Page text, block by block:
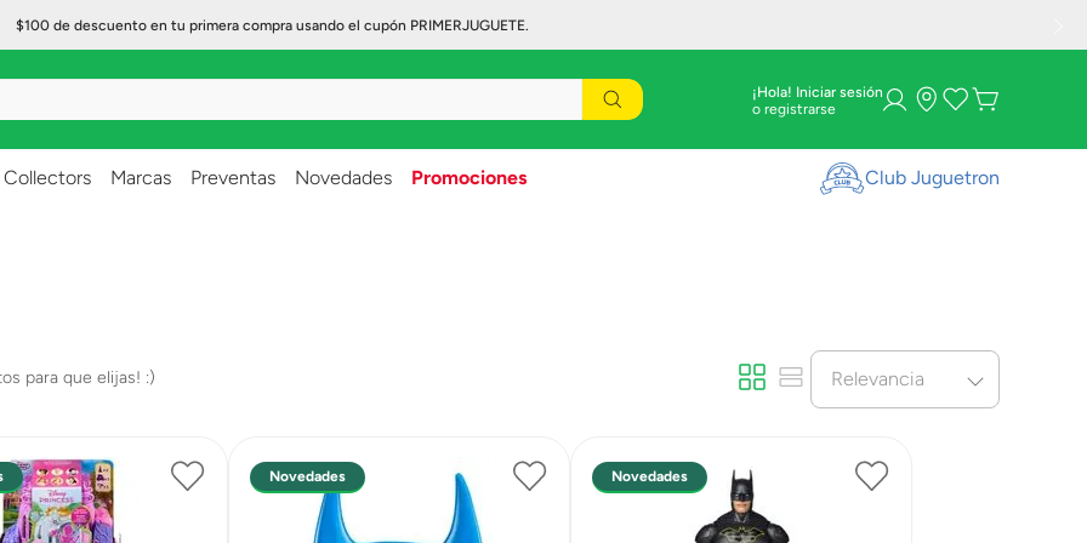
$100 de descuento en tu primera compra usando el cupón PRIMERJUGUETE.
¡Hola! Iniciar sesión
Collectors Marcas Preventas Novedades Promociones Club Juguetron
Relevancia
Novedades Novedades